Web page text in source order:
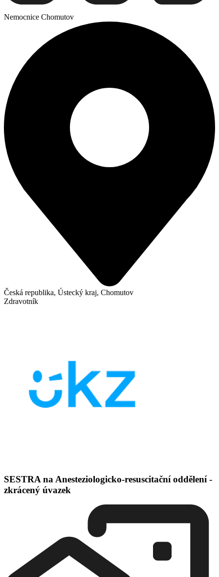
Nemocnice Chomutov
Česká republika, Ústecký kraj, Chomutov
Zdravotník
SESTRA na Anesteziologicko-resuscitační oddělení -
zkrácený úvazek